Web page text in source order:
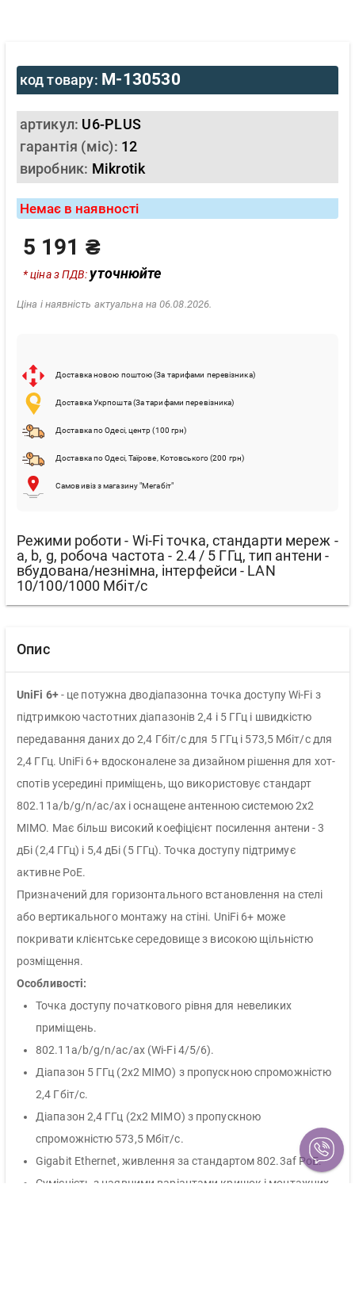
код товару: M-130530
артикул: U6-PLUS
гарантія (міс): 12
виробник: Mikrotik
Немає в наявності
5 191 ₴
* ціна з ПДВ:уточнюйте
Ціна і наявність актуальна на 06.08.2026.
Доставка новою поштою (За тарифами перевізника)
Доставка Укрпошта (За тарифами перевізника)
Доставка по Одесі, центр (100 грн)
Доставка по Одесі, Таїрове, Котовського (200 грн)
Самовивіз з магазину "Мегабіт"
Режими роботи - Wi-Fi точка, стандарти мереж -
a, b, g, робоча частота - 2.4 / 5 ГГц, тип антени -
вбудована/незнімна, інтерфейси - LAN
10/100/1000 Мбіт/с
Опис
UniFi 6+- це потужна дводіапазонна точка доступу Wi-Fi з
підтримкою частотних діапазонів 2,4 і 5 ГГц і швидкістю
передавання даних до 2,4 Гбіт/с для 5 ГГц і 573,5 Мбіт/с для
2,4 ГГц. UniFi 6+ вдосконалене за дизайном рішення для хот-
спотів усередині приміщень, що використовує стандарт
802.11a/b/g/n/ac/ax і оснащене антенною системою 2х2
MIMO. Має більш високий коефіцієнт посилення антени - 3
дБі (2,4 ГГц) і 5,4 дБі (5 ГГц). Точка доступу підтримує
активне PoE.
Призначений для горизонтального встановлення на стелі
або вертикального монтажу на стіні. UniFi 6+ може
покривати клієнтське середовище з високою щільністю
розміщення.
Особливості:
Точка доступу початкового рівня для невеликих
приміщень.
802.11a/b/g/n/ac/ax (Wi-Fi 4/5/6).
Діапазон 5 ГГц (2х2 MIMO) з пропускною спроможністю
2,4 Гбіт/с.
Діапазон 2,4 ГГц (2х2 MIMO) з пропускною
спроможністю 573,5 Мбіт/с.
Gigabit Ethernet, живлення за стандартом 802.3af PoE.
Сумісність з наявними варіантами кришок і монтажних